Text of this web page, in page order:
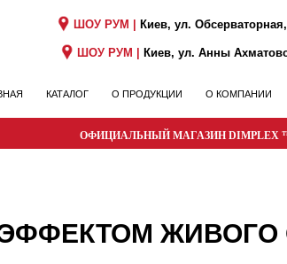
ШОУ РУМ | Киев, ул.
ШОУ РУМ | Киев, ул. Анны
КАТАЛОГ О ПРОДУКЦИИ О КОМПАНИИ
ОФИЦИАЛЬНЫЙ МАГАЗИН DIMPLEX
ЖИВОГО